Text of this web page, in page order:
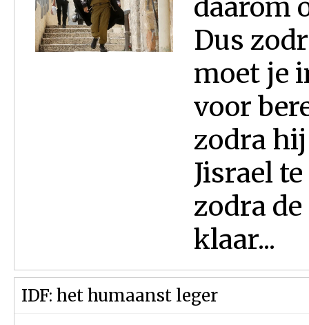
daarom
Dus
moet je
voor
zodra
Jisrael
zodra
klaar...
IDF: het humaanst leger